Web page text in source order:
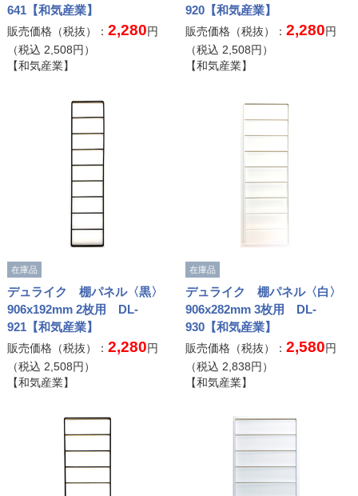
641【和気産業】
販売価格（税抜）： 2,280円
（税込 2,508円）
【和気産業】
920【和気産業】
販売価格（税抜）：2,280円
（税込 2,508円）
【和気産業】
在庫品
デュライク 棚パネル〈黒〉
906x192mm 2枚用 DL-
921【和気産業】
販売価格（税抜）： 2,280円
（税込 2,508円）
【和気産業】
在庫品
デュライク 棚パネル〈白〉
906x282mm 3枚用 DL-
930【和気産業】
販売価格（税抜）：2,580円
（税込 2,838円）
【和気産業】